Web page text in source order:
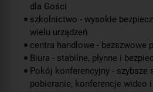
dla Gości
szkolnictwo - wysokie
wielu urządzeń
centra handlowe - bezszwowe
Biura - stabilne, płynne i
Pokój konferencyjny - szybsze
pobieranie, konferencje wideo